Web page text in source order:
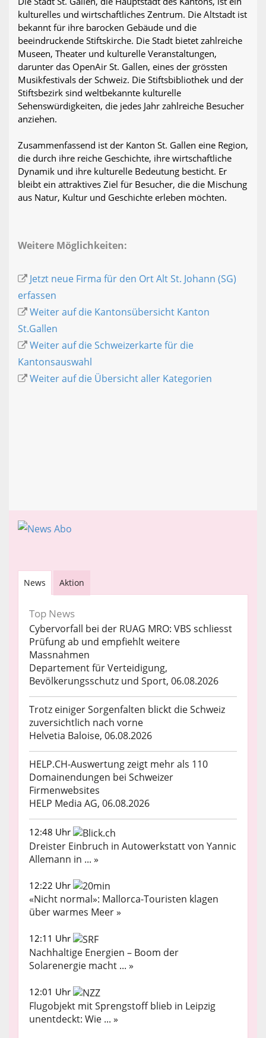
kulturelles und wirtschaftliches Zentrum. Die Altstadt ist
bekannt für ihre barocken Gebäude und die
beeindruckende Stiftskirche. Die Stadt bietet zahlreiche
Museen, Theater und kulturelle Veranstaltungen,
darunter das OpenAir St. Gallen, eines der grössten
Musikfestivals der Schweiz. Die Stiftsbibliothek und der
Stiftsbezirk sind weltbekannte kulturelle
Sehenswürdigkeiten, die jedes Jahr zahlreiche Besucher
anziehen.
Zusammenfassend ist der Kanton St. Gallen eine Region,
die durch ihre reiche Geschichte, ihre wirtschaftliche
Dynamik und ihre kulturelle Bedeutung besticht. Er
bleibt ein attraktives Ziel für Besucher, die die Mischung
aus Natur, Kultur und Geschichte erleben möchten.
Weitere Möglichkeiten:
Jetzt neue Firma für den Ort Alt St. Johann (SG)
erfassen
Weiter auf die Kantonsübersicht Kanton
St.Gallen
Weiter auf die Schweizerkarte für die
Kantonsauswahl
Weiter auf die Übersicht aller Kategorien
News Aktion
Top News
Cybervorfall bei der RUAG MRO: VBS schliesst
Prüfung ab und empfiehlt weitere
Massnahmen
Departement für Verteidigung,
Bevölkerungsschutz und Sport, 06.08.2026
Trotz einiger Sorgenfalten blickt die Schweiz
zuversichtlich nach vorne
Helvetia Baloise, 06.08.2026
HELP.CH-Auswertung zeigt mehr als 110
Domainendungen bei Schweizer
Firmenwebsites
HELP Media AG, 06.08.2026
12:48 Uhr
Dreister Einbruch in Autowerkstatt von Yannic
Allemann in ... »
12:22 Uhr
«Nicht normal»: Mallorca-Touristen klagen
über warmes Meer »
12:11 Uhr
Nachhaltige Energien – Boom der
Solarenergie macht ... »
12:01 Uhr
Flugobjekt mit Sprengstoff blieb in Leipzig
unentdeckt: Wie ... »